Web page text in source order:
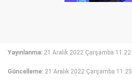
Yayınlanma: 21 Aralık 2022 Çarşamba 11:22
Güncelleme: 21 Aralık 2022 Çarşamba 11:25